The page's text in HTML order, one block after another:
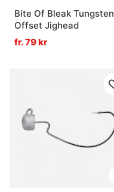
Bite Of Bleak Tungsten
Offset Jighead
fr. 79 kr